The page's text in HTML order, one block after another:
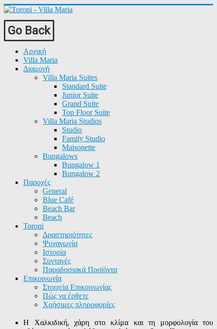
Go Back
Αρχική
Villa Maria
Διαμονή
Villa Maria Suites
Standard Suite
Junior Suite
Grand Suite
Top Floor Suite
Villa Maria Studios
Studio
Family Studio
Maisonette
Bungalows
Bungalow 1
Bungalow 2
Παροχές
General
Blue Café
Beach Bar
Beach
Toroni
Δραστηριότητες
Ψυχαγωγία
Ιστορία
Συνταγές
Παραδοσιακά Προϊόντα
Επικοινωνία
Στοιχεία Επικοινωνίας
Πώς να έρθετε
Χρήσιμες πληροφορίες
Η Χαλκιδική, χάρη στο κλίμα και τη μορφολογία του